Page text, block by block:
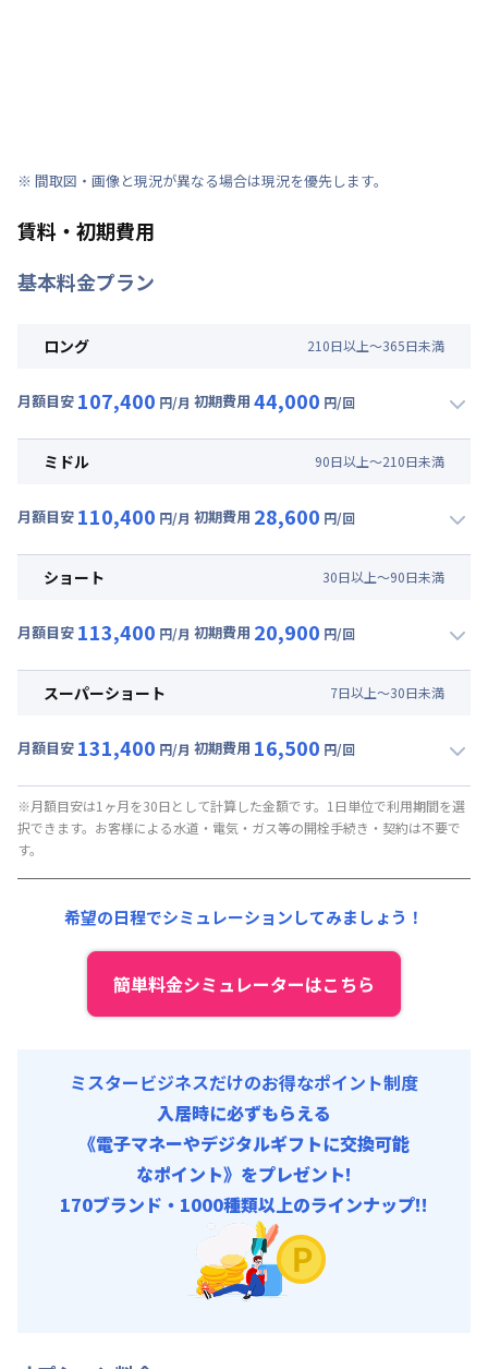
※ 間取図・画像と現況が異なる場合は現況を優先します。
賃料・初期費用
基本料金プラン
ロング 210日以上～365日未満
月額目安 107,400 円/月 初期費用 44,000 円/回
月額賃料目安(30日利用)
光熱費他 : 24,000円/月 (800円/日) (税抜)
その他費用 :
初期費用
ミドル 90日以上～210日未満
月額目安 110,400 円/月 初期費用 28,600 円/回
月額賃料目安(30日利用)
光熱費他 : 24,000円/月 (800円/日) (税抜)
その他費用 :
初期費用
ショート 30日以上～90日未満
月額目安 113,400 円/月 初期費用 20,900 円/回
月額賃料目安(30日利用)
光熱費他 : 24,000円/月 (800円/日) (税抜)
その他費用 :
管理費: 6,000円/月 (200円/日)
初期費用
スーパーショート 7日以上～30日未満
月額目安 131,400 円/月 初期費用 16,500 円/回
月額賃料目安(30日利用)
賃料 : 90,000円/月 (3,000円/日) (税抜)
光熱費他 :
その他費用 :
6,000円/月 (200円/日)
事務手数料 : 3,000円/回 (税抜)
※月額目安は1ヶ月を30日として計算した金額です。1日単位で利用期間を選
択できます。お客様による水道・電気・ガス等の開栓手続き・契約は不要で
す。
希望の日程でシミュレーションしてみましょう！
簡単料金シミュレーターはこちら
ミスタービジネスだけのお得なポイント制度
入居時に必ずもらえる
《電子マネーやデジタルギフトに交換可能
なポイント》をプレゼント!
170ブランド・1000種類以上のラインナップ!!